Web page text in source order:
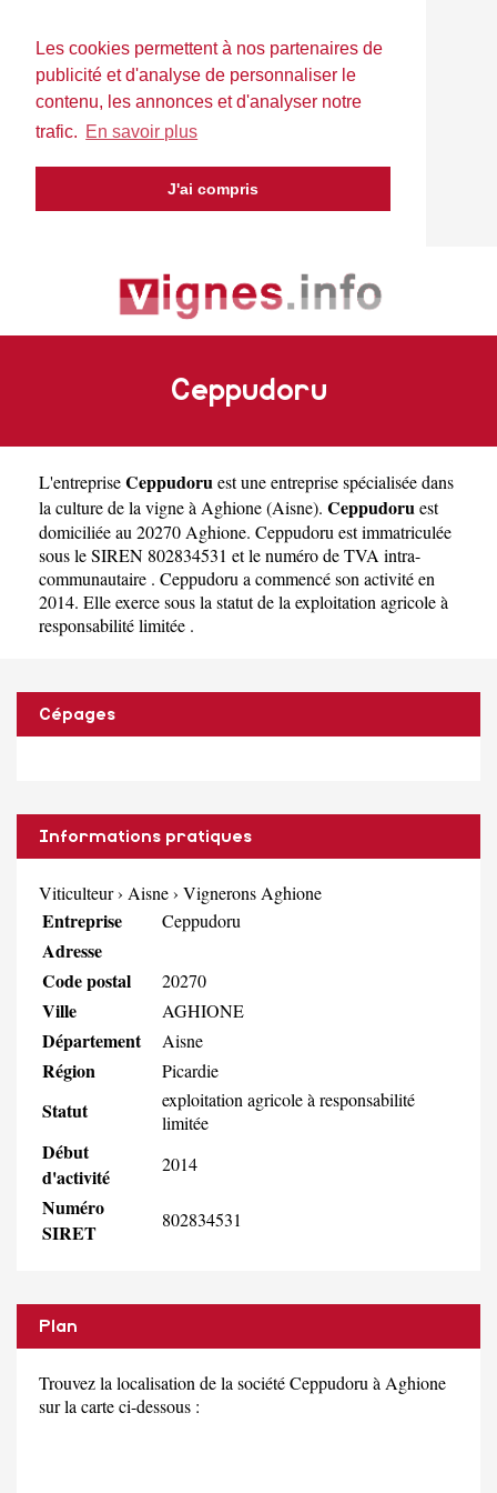
Les cookies permettent à nos partenaires de
publicité et d'analyse de personnaliser le
contenu, les annonces et d'analyser notre
trafic. En savoir plus
J'ai compris
Ceppudoru
L'entrepriseCeppudoruest uneentreprise spécialisée dans
la culture de la vigne à Aghione(Aisne). Ceppudoruest
domiciliée au 20270 Aghione. Ceppudoru est immatriculée
sous le SIREN 802834531 et le numéro de TVA intra-
communautaire . Ceppudoru a commencé son activité en
2014. Elle exerce sous la statut de la exploitation agricole à
responsabilité limitée .
Cépages
Informations pratiques
Viticulteur› Aisne› Vignerons Aghione
Entreprise Ceppudoru
Adresse
Code postal
20270
Ville AGHIONE
Département Aisne
Région Picardie
Statut
exploitation agricole à responsabilité
limitée
Début
d'activité
2014
Numéro
SIRET
802834531
Plan
Trouvez la localisation de la société Ceppudoru à Aghione
sur la carte ci-dessous :